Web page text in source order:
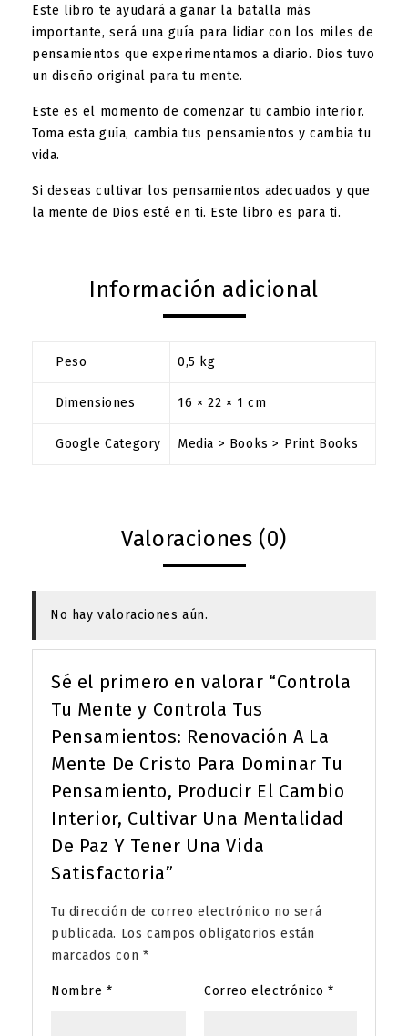
Este libro te ayudará a ganar la batalla más
importante, será una guía para lidiar con los miles de
pensamientos que experimentamos a diario. Dios tuvo
un diseño original para tu mente.
Este es el momento de comenzar tu cambio interior.
Toma esta guía, cambia tus pensamientos y cambia tu
vida.
Si deseas cultivar los pensamientos adecuados y que
la mente de Dios esté en ti. Este libro es para ti.
Información adicional
Peso 0,5 kg
Dimensiones 16 × 22 × 1 cm
Google Category Media > Books > Print Books
Valoraciones (0)
No hay valoraciones aún.
Sé el primero en valorar “Controla
Tu Mente y Controla Tus
Pensamientos: Renovación A La
Mente De Cristo Para Dominar Tu
Pensamiento, Producir El Cambio
Interior, Cultivar Una Mentalidad
De Paz Y Tener Una Vida
Satisfactoria”
Tu dirección de correo electrónico no será
publicada. Los campos obligatorios están
marcados con *
Nombre* Correo electrónico*